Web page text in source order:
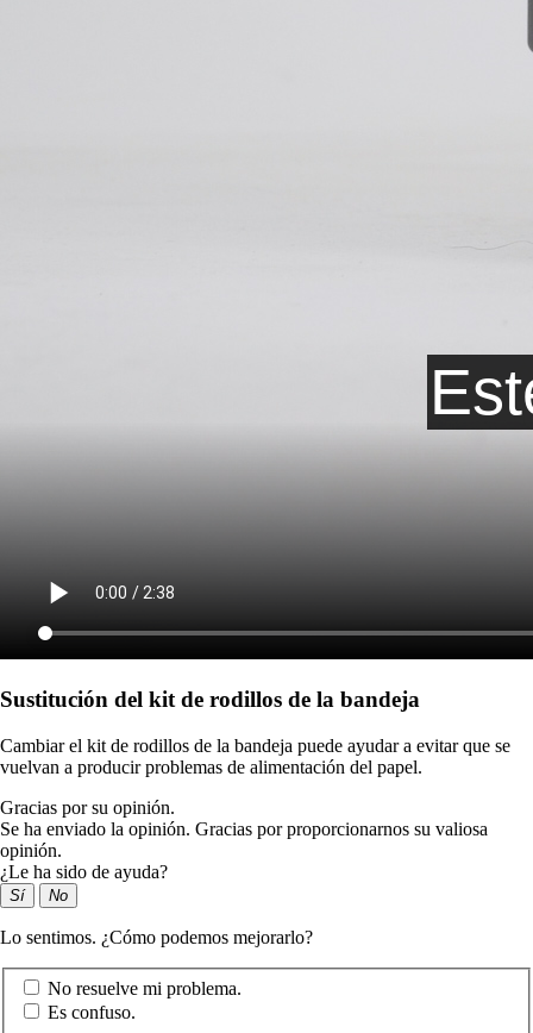
Sustitución del kit de rodillos de la bandeja
Cambiar el kit de rodillos de la bandeja puede ayudar a evitar que se
vuelvan a producir problemas de alimentación del papel.
Gracias por su opinión.
Se ha enviado la opinión. Gracias por proporcionarnos su valiosa
opinión.
¿Le ha sido de ayuda?
Sí No
Lo sentimos. ¿Cómo podemos mejorarlo?
No resuelve mi problema.
Es confuso.